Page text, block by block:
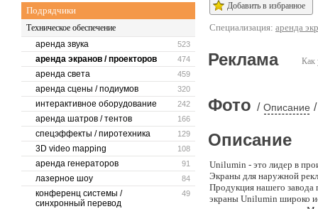
Подрядчики
Техническое обеспечение
523
аренда звука
474
аренда экранов / проекторов
459
аренда света
320
аренда сцены / подиумов
242
интерактивное оборудование
166
аренда шатров / тентов
129
спецэффекты / пиротехника
108
3D video mapping
91
аренда генераторов
84
лазерное шоу
49
конференц системы /
синхронный перевод
Добавить в избранное
Специализация: аренда
Как
Реклама
Фото / Описание /
Описание
Unilumin - это лидер в
Экраны для наружной
Продукция нашего
экраны Unilumin широко